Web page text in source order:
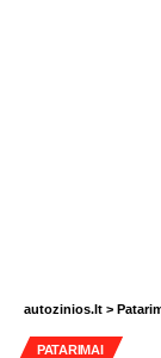
autozinios.lt >
PATARIMAI